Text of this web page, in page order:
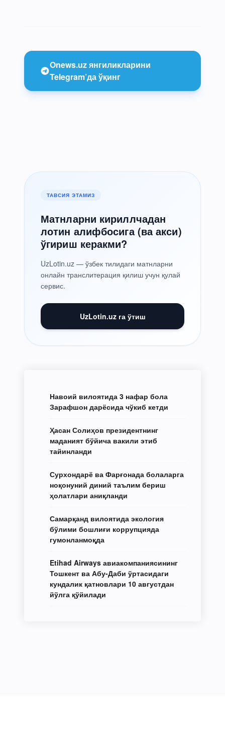
Onews.uz янгиликларини
Telegram’да ўқинг
ТАВСИЯ ЭТАМИЗ
Матнларни кириллчадан
лотин алифбосига (ва акси)
ўгириш керакми?
UzLotin.uz — ўзбек тилидаги матнларни
онлайн транслитерация қилиш учун қулай
сервис.
UzLotin.uz га ўтиш
Навоий вилоятида 3 нафар бола
Зарафшон дарёсида чўкиб кетди
Ҳасан Солиҳов президентнинг
маданият бўйича вакили этиб
тайинланди
Сурхондарё ва Фарғонада болаларга
ноқонуний диний таълим бериш
ҳолатлари аниқланди
Самарқанд вилоятида экология
бўлими бошлиғи коррупцияда
гумонланмоқда
Etihad Airways авиакомпаниясининг
Тошкент ва Абу-Даби ўртасидаги
кундалик қатновлари 10 августдан
йўлга қўйилади